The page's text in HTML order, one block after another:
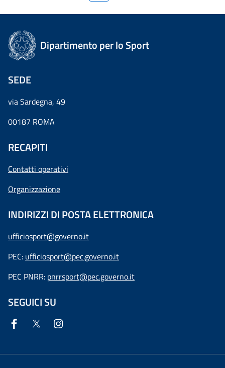
Dipartimento per lo Sport
SEDE
via Sardegna, 49
00187 ROMA
RECAPITI
Contatti operativi
Organizzazione
INDIRIZZI DI POSTA ELETTRONICA
ufficiosport@governo.it
PEC: ufficiosport@pec.governo.it
PEC PNRR: pnrrsport@pec.governo.it
SEGUICI SU